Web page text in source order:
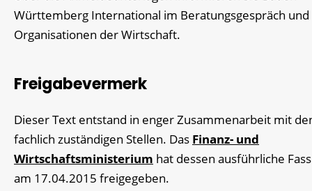
Württemberg International im Beratungsgespräch und
Organisationen der Wirtschaft.
Freigabevermerk
Dieser Text entstand in enger Zusammenarbeit mit
fachlich zuständigen Stellen. Das Finanz- und
Wirtschaftsministerium hat dessen ausführliche
am 17.04.2015 freigegeben.